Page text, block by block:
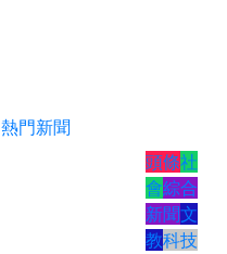
熱門新聞
頭條社
會綜合
新聞文
教科技